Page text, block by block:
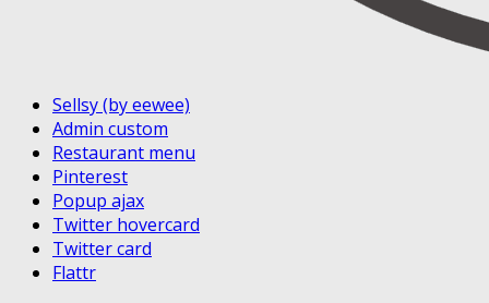
Sellsy (by eewee)
Admin custom
Restaurant menu
Pinterest
Popup ajax
Twitter hovercard
Twitter card
Flattr